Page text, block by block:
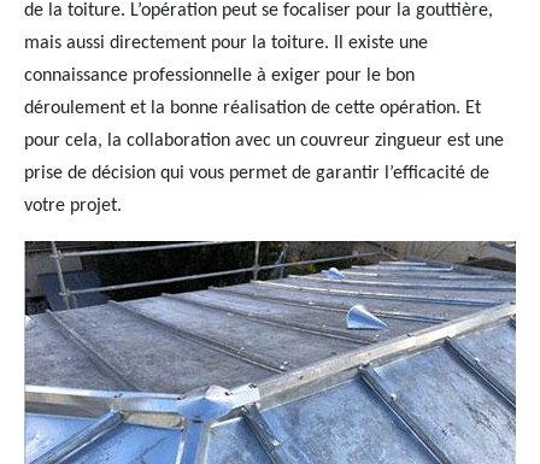
de la toiture. L’opération peut se focaliser pour la gouttière,
mais aussi directement pour la toiture. Il existe une
connaissance professionnelle à exiger pour le bon
déroulement et la bonne réalisation de cette opération. Et
pour cela, la collaboration avec un couvreur zingueur est une
prise de décision qui vous permet de garantir l’efficacité de
votre projet.